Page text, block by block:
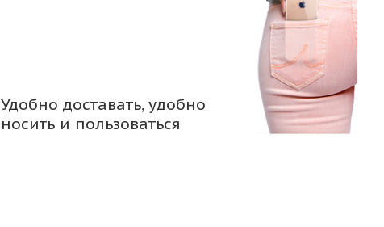
Удобно доставать, удобно
носить и пользоваться